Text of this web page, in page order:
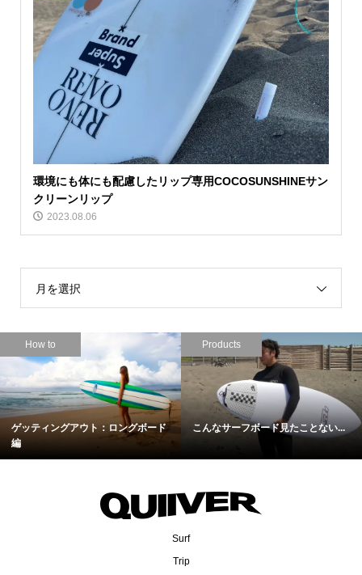
環境にも体にも配慮したリップ専用COCOSUNSHINEサン
クリーンリップ
2023.08.06
月を選択
ングボード
Products
こんなサーフボード見たことない...
Products
名作の融合！
Surf
Trip